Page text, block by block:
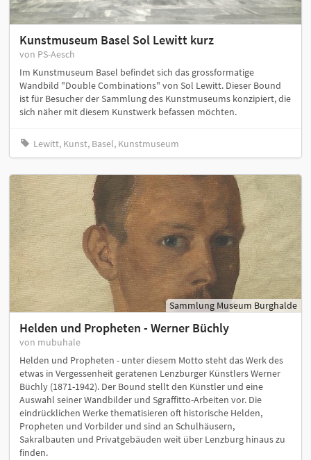
Kunstmuseum Basel Sol Lewitt kurz
von PS-Aesch
Im Kunstmuseum Basel befindet sich das grossformatige
Wandbild "Double Combinations" von Sol Lewitt. Dieser Bound
ist für Besucher der Sammlung des Kunstmuseums konzipiert, die
sich näher mit diesem Kunstwerk befassen möchten.
Lewitt, Kunst, Basel, Kunstmuseum
Sammlung Museum Burghalde
Helden und Propheten - Werner Büchly
von mubuhale
Helden und Propheten - unter diesem Motto steht das Werk des
etwas in Vergessenheit geratenen Lenzburger Künstlers Werner
Büchly (1871-1942). Der Bound stellt den Künstler und eine
Auswahl seiner Wandbilder und Sgraffitto-Arbeiten vor. Die
eindrücklichen Werke thematisieren oft historische Helden,
Propheten und Vorbilder und sind an Schulhäusern,
Sakralbauten und Privatgebäuden weit über Lenzburg hinaus zu
finden.